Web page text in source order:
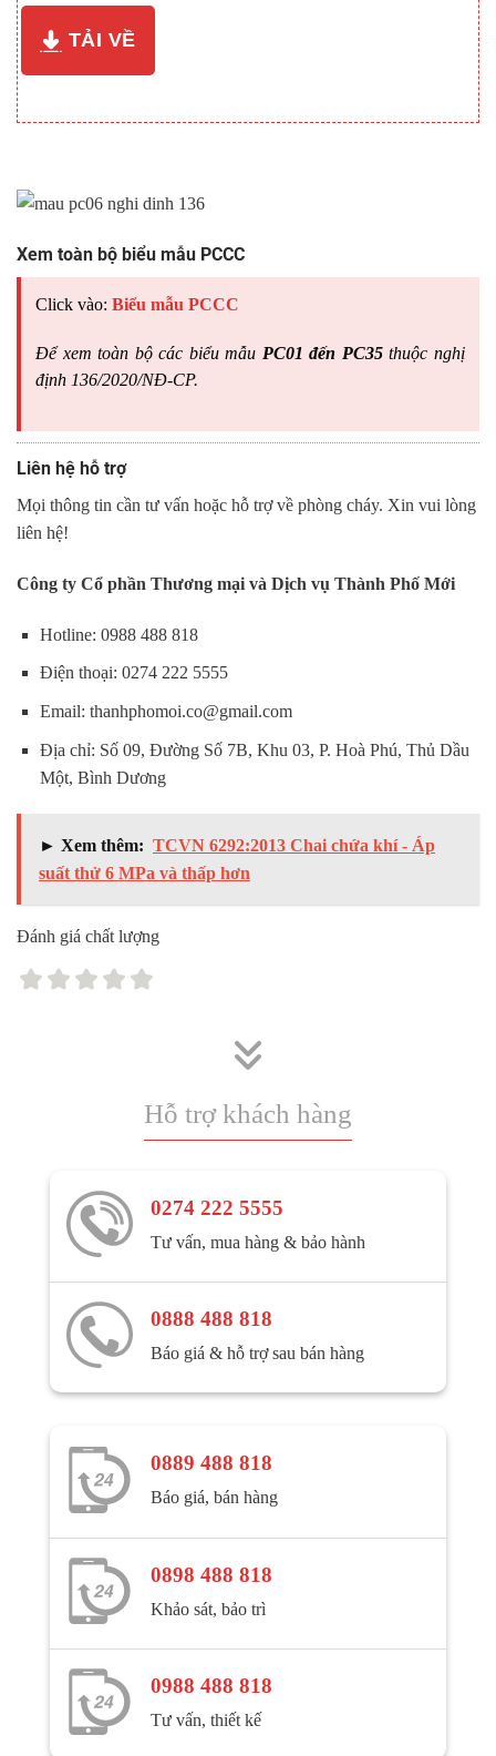
TẢI VỀ
Xem toàn bộ biểu mẫu PCCC
Click vào: Biểu mẫu PCCC
Để xem toàn bộ các biểu mẫu PC01 đến PC35thuộc nghị
định 136/2020/NĐ-CP.
Liên hệ hỗ trợ
Mọi thông tin cần tư vấn hoặc hỗ trợ về phòng cháy. Xin vui lòng
liên hệ!
Công ty Cổ phần Thương mại và Dịch vụ Thành Phố Mới
Hotline: 0988 488 818
Điện thoại: 0274 222 5555
Email: thanhphomoi.co@gmail.com
Địa chỉ: Số 09, Đường Số 7B, Khu 03, P. Hoà Phú, Thủ Dầu
Một, Bình Dương
► Xem thêm: TCVN 6292:2013 Chai chứa khí - Áp
suất thử 6 MPa và thấp hơn
Đánh giá chất lượng
Hỗ trợ khách hàng
0274 222 5555
Tư vấn, mua hàng & bảo hành
0888 488 818
Báo giá & hỗ trợ sau bán hàng
0889 488 818
Báo giá, bán hàng
0898 488 818
Khảo sát, bảo trì
0988 488 818
Tư vấn, thiết kế